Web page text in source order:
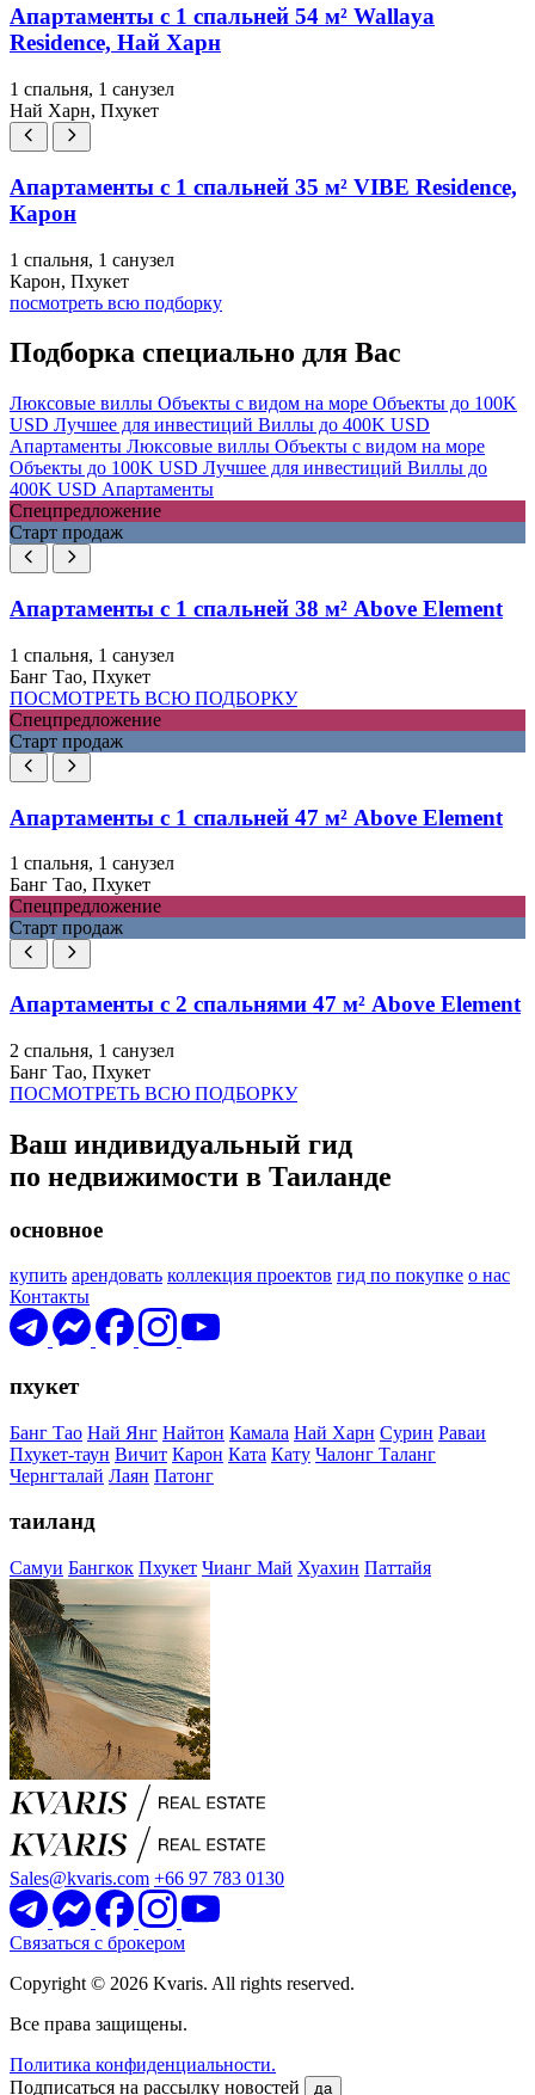
Апартаменты с 1 спальней 54 м² Wallaya
Residence, Най Харн
1 спальня, 1 санузел
Най Харн, Пхукет
Апартаменты с 1 спальней 35 м² VIBE Residence,
Карон
1 спальня, 1 санузел
Карон, Пхукет
посмотреть всю подборку
Подборка специально для Вас
Люксовые виллы Объекты с видом на море Объекты до 100K
USD Лучшее для инвестиций Виллы до 400K USD
Апартаменты Люксовые виллы Объекты с видом на море
Объекты до 100K USD Лучшее для инвестиций Виллы до
400K USD Апартаменты
Спецпредложение
Старт продаж
Апартаменты с 1 спальней 38 м² Above Element
1 спальня, 1 санузел
Банг Тао, Пхукет
ПОСМОТРЕТЬ ВСЮ ПОДБОРКУ
Спецпредложение
Старт продаж
Апартаменты с 1 спальней 47 м² Above Element
1 спальня, 1 санузел
Банг Тао, Пхукет
Спецпредложение
Старт продаж
Апартаменты с 2 спальнями 47 м² Above Element
2 спальня, 1 санузел
Банг Тао, Пхукет
ПОСМОТРЕТЬ ВСЮ ПОДБОРКУ
Ваш индивидуальный гид
по недвижимости в Таиланде
основное
купить арендовать коллекция проектов гид по покупке о нас
Контакты
пхукет
Банг Тао Най Янг Найтон Камала Най Харн Сурин Раваи
Пхукет-таун Вичит Карон Ката Кату Чалонг Таланг
Чернгталай Лаян Патонг
таиланд
Самуи Бангкок Пхукет Чианг Май Хуахин Паттайя
Sales@kvaris.com +66 97 783 0130
Связаться с брокером
Copyright © 2026 Kvaris. All rights reserved.
Все права защищены.
Политика конфиденциальности.
Подписаться на рассылку новостей
да